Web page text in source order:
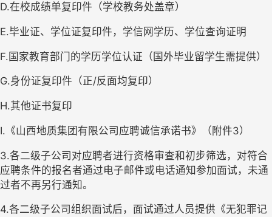
D.在校成绩单复印件（学校教务处盖章）
E.毕业证、学位证复印件，学信网学历、学位查询证明
F.国家教育部门的学历学位认证（国外毕业留学生需提供）
G.身份证复印件（正/反面均复印）
H.其他证书复印
I.《山西地质集团有限公司应聘诚信承诺书》（附件3）
3.各二级子公司对应聘者进行资格审查和初步筛选，对符合
应聘条件的报名者通过电子邮件或电话通知参加面试，未通
过者不再另行通知。
4.各二级子公司组织面试后，面试通过人员提供《无犯罪记